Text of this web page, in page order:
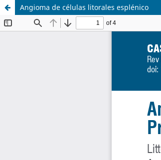
Angioma de células litorales esplénico